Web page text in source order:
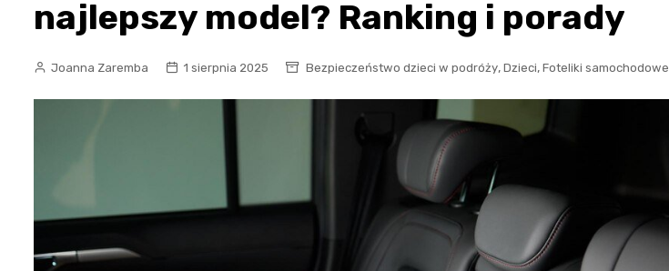
najlepszy model? Ranking i porady
Joanna Zaremba 1 sierpnia 2025 Bezpieczeństwo dzieci w podróży, Dzieci, Foteliki samochodowe